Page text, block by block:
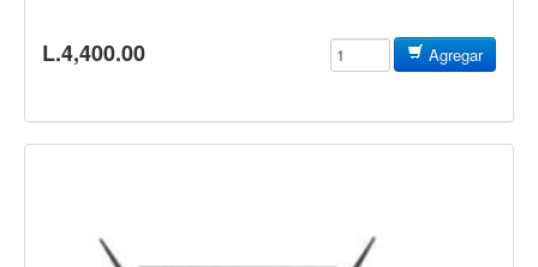
Viento
Armonica
Flauta y pitos
L.4,400.00 Agregar